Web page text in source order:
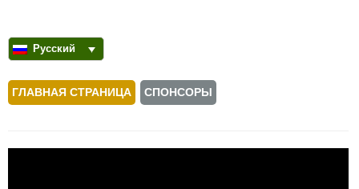
Русский
ГЛАВНАЯ СТРАНИЦА СПОНСОРЫ